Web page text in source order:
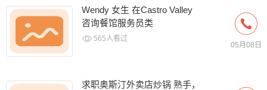
Wendy 女生 在Castro Valley
咨询餐馆服务员类
565人看过
05月08日
求职奥斯汀外卖店炒锅 熟手，